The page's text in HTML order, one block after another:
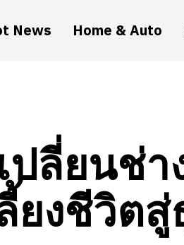
News Home & Auto
ปลี่ยนช่
ยงชีวิต